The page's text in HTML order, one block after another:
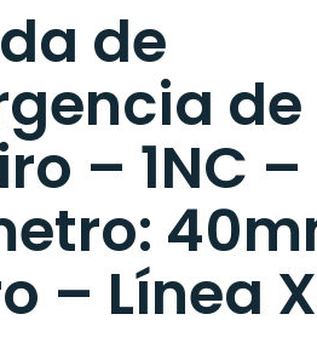
de
de
– 1NC –
– Línea